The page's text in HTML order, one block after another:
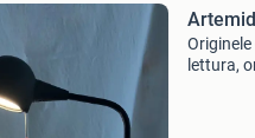
lettura,